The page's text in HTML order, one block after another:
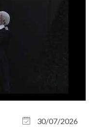
30/07/2026